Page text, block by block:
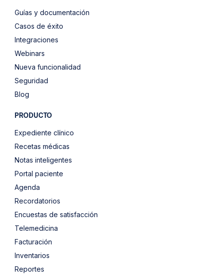
Guías y documentación
Casos de éxito
Integraciones
Webinars
Nueva funcionalidad
Seguridad
Blog
PRODUCTO
Expediente clínico
Recetas médicas
Notas inteligentes
Portal paciente
Agenda
Recordatorios
Encuestas de satisfacción
Telemedicina
Facturación
Inventarios
Reportes